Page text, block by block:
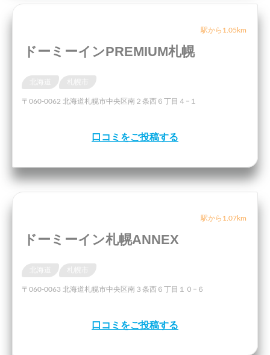
駅から1.05km
ドーミーインPREMIUM札幌
〒060-0062 北海道札幌市中央区南２条西６丁目４−１
口コミをご投稿する
駅から1.07km
ドーミーイン札幌ANNEX
〒060-0063 北海道札幌市中央区南３条西６丁目１０−６
口コミをご投稿する